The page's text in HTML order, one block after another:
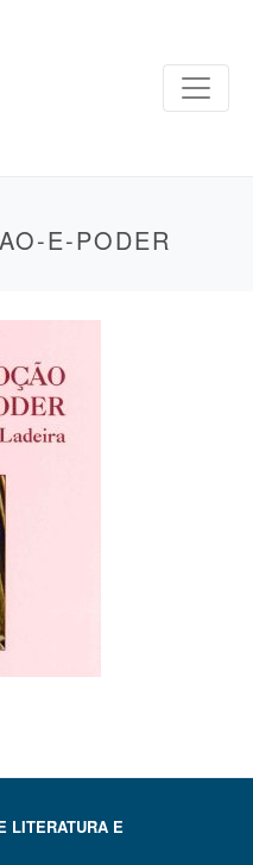
E-PODER
LITERATURA E